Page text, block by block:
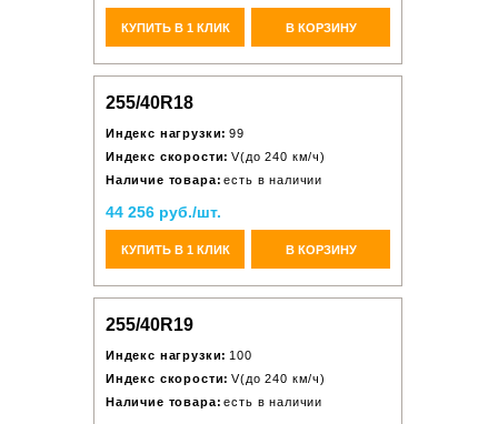
КУПИТЬ В 1 КЛИК В КОРЗИНУ
255/40R18
Индекс нагрузки: 99
Индекс скорости: V(до 240 км/ч)
Наличие товара: есть в наличии
44 256 руб./шт.
КУПИТЬ В 1 КЛИК В КОРЗИНУ
255/40R19
Индекс нагрузки: 100
Индекс скорости: V(до 240 км/ч)
Наличие товара: есть в наличии